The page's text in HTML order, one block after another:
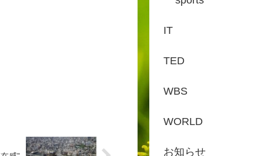
IT
TED
WBS
WORLD
お知らせ